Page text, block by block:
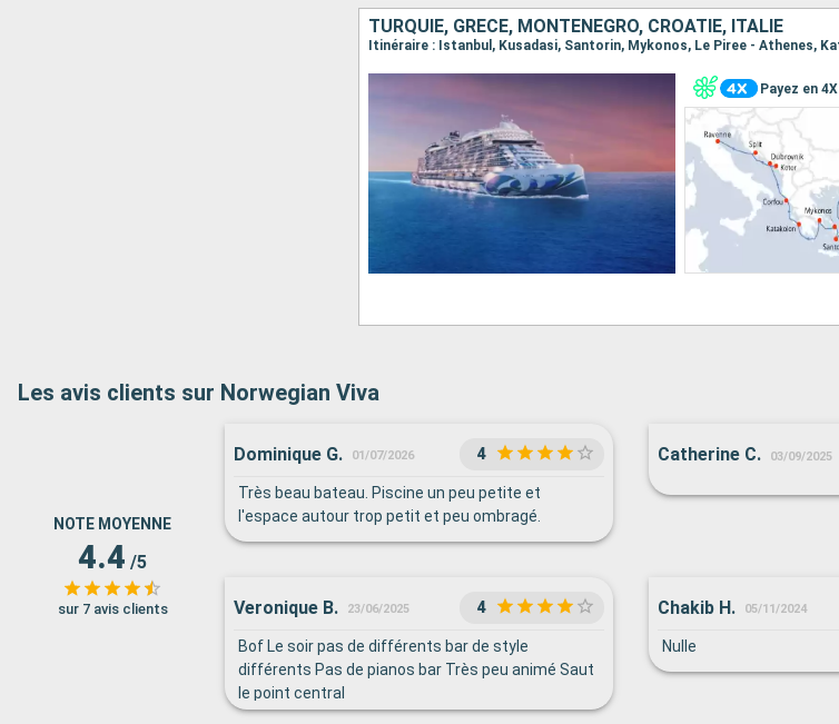
TURQUIE, GRÈCE, MONTÉNÉGRO, CROATIE, ITALIE
Payez en 4X
Les avis clients sur Norwegian Viva
NOTE MOYENNE
4.4 /5
sur 7 avis clients
Dominique G. 01/07/2026 4
Très beau bateau. Piscine un peu petite et
l'espace autour trop petit et peu ombragé.
Catherine C. 03/09/2025
Veronique B. 23/06/2025 4
Bof Le soir pas de différents bar de style
différents Pas de pianos bar Très peu animé Saut
le point central
Chakib H. 05/11/2024
Nulle